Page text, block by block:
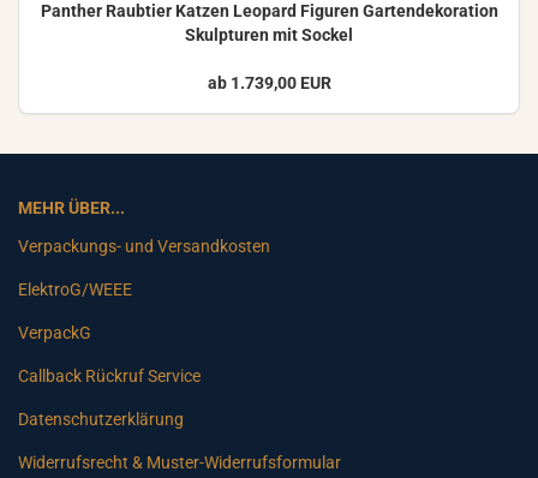
Pan­ther Raub­tier Kat­zen Leo­pard Fi­gu­ren Gar­ten­de­ko­ra­ti­on
Skulp­tu­ren mit So­ckel
ab 1.739,00 EUR
MEHR ÜBER...
Verpackungs- und Versandkosten
ElektroG/WEEE
VerpackG
Callback Rückruf Service
Datenschutzerklärung
Widerrufsrecht & Muster-Widerrufsformular